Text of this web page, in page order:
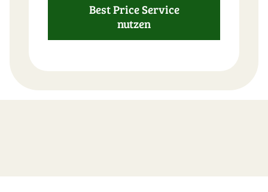
Best Price Service
nutzen